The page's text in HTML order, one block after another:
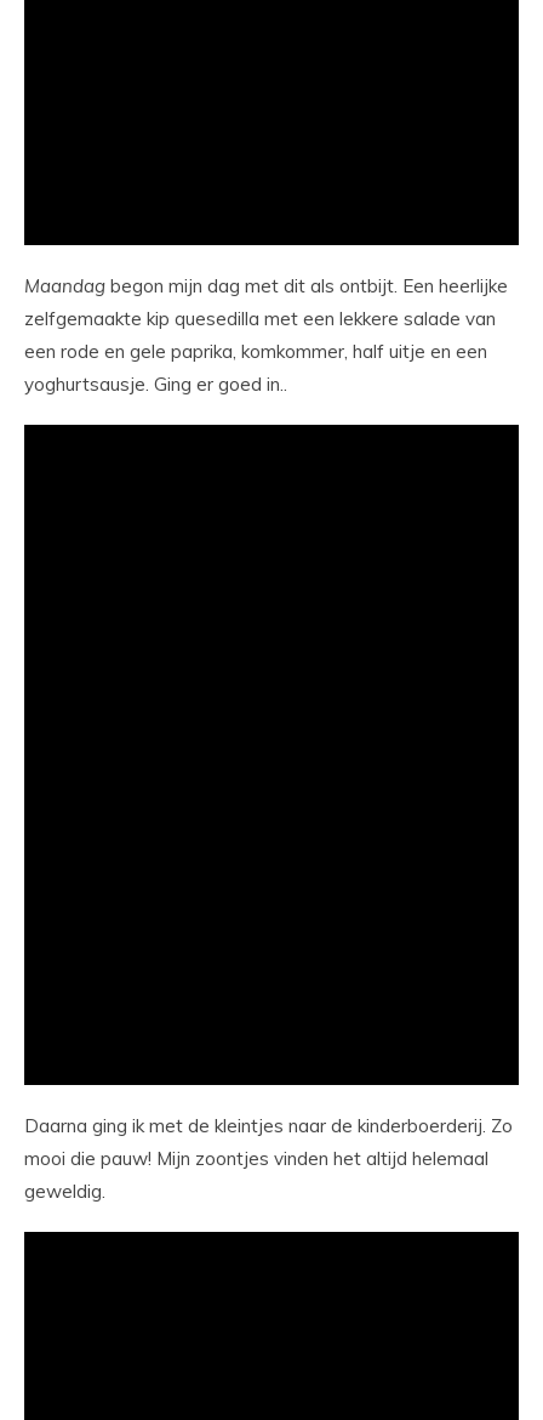
Maandag begon mijn dag met dit als ontbijt. Een heerlijke
zelfgemaakte kip quesedilla met een lekkere salade van
een rode en gele paprika, komkommer, half uitje en een
yoghurtsausje. Ging er goed in..
Daarna ging ik met de kleintjes naar de kinderboerderij. Zo
mooi die pauw! Mijn zoontjes vinden het altijd helemaal
geweldig.